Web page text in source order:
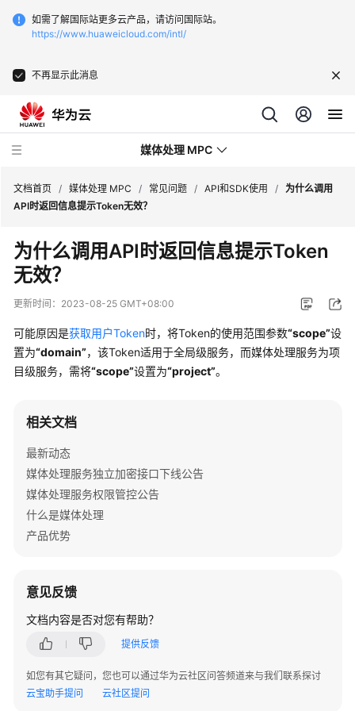
如需了解国际站更多云产品，请访问国际站。
https://www.huaweicloud.com/intl/
不再显示此消息
媒体处理 MPC
最
新
动
服
务
公
告
产
介
绍
费
说
快
速
入
用
户
文档首页 / 媒体处理 MPC / 常见问题 / API和SDK使用 / 为什么调用
API时返回信息提示Token无效？
为什么调用API时返回信息提示Token
无效？
更新时间： 2023-08-25 GMT+08:00
可能原因是获取用户Token时，将Token的使用范围参数“scope”设
置为“domain”，该Token适用于全局级服务，而媒体处理服务为项
目级服务，需将“scope”设置为“project”。
相关文档
最新动态
媒体处理服务独立加密接口下线公告
媒体处理服务权限管控公告
什么是媒体处理
产品优势
意见反馈
文档内容是否对您有帮助？
提供反馈
如您有其它疑问，您也可以通过华为云社区问答频道来与我们联系探讨
云宝助手提问
云社区提问